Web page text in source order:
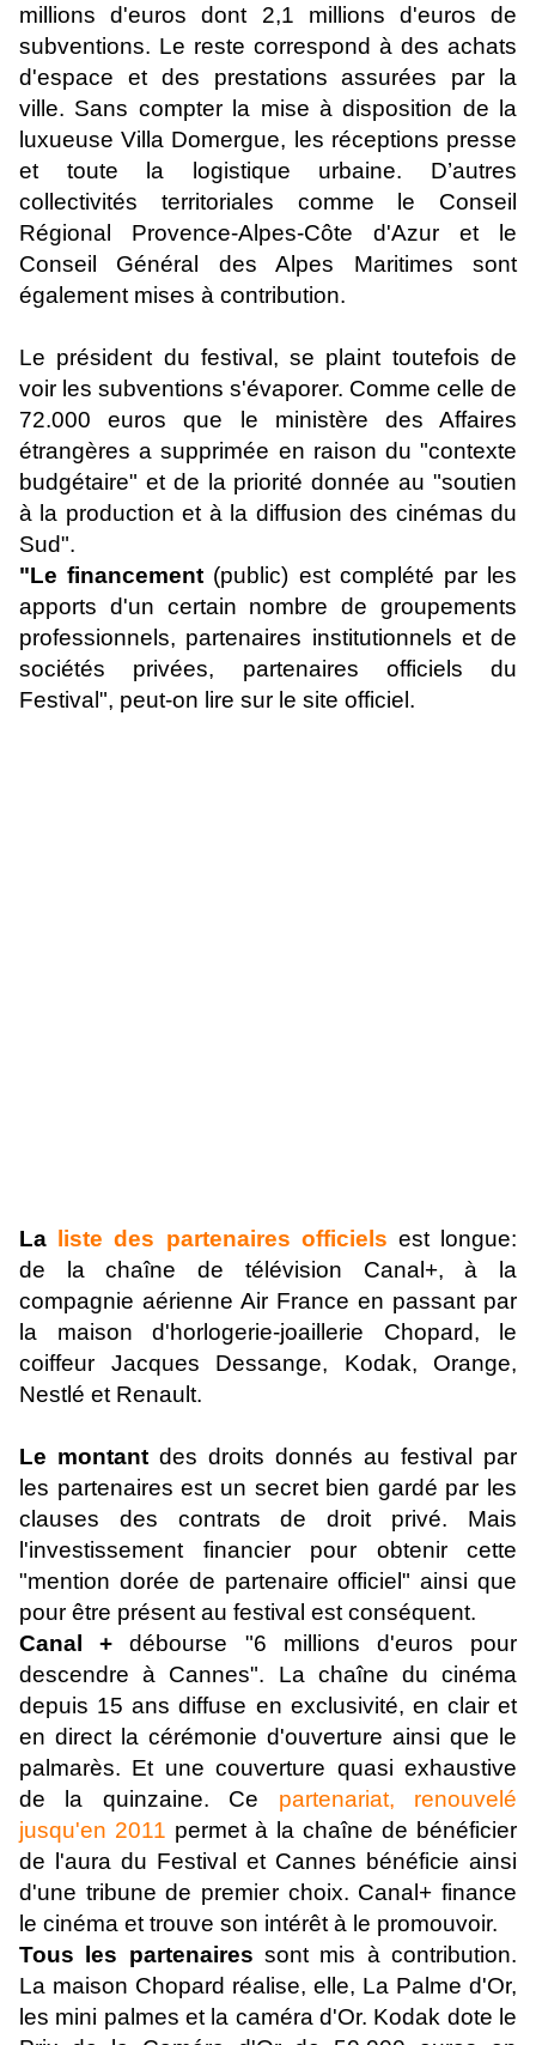
millions d'euros dont 2,1 millions d'euros de
subventions. Le reste correspond à des achats
d'espace et des prestations assurées par la
ville. Sans compter la mise à disposition de la
luxueuse Villa Domergue, les réceptions presse
et toute la logistique urbaine. D’autres
collectivités territoriales comme le Conseil
Régional Provence-Alpes-Côte d'Azur et le
Conseil Général des Alpes Maritimes sont
également mises à contribution.
Le président du festival, se plaint toutefois de
voir les subventions s'évaporer. Comme celle de
72.000 euros que le ministère des Affaires
étrangères a supprimée en raison du "contexte
budgétaire" et de la priorité donnée au "soutien
à la production et à la diffusion des cinémas du
Sud".
"Le financement (public) est complété par les
apports d'un certain nombre de groupements
professionnels, partenaires institutionnels et de
sociétés privées, partenaires officiels du
Festival", peut-on lire sur le site officiel.
La liste des partenaires officiels est longue:
de la chaîne de télévision Canal+, à la
compagnie aérienne Air France en passant par
la maison d'horlogerie-joaillerie Chopard, le
coiffeur Jacques Dessange, Kodak, Orange,
Nestlé et Renault.
Le montant des droits donnés au festival par
les partenaires est un secret bien gardé par les
clauses des contrats de droit privé. Mais
l'investissement financier pour obtenir cette
"mention dorée de partenaire officiel" ainsi que
pour être présent au festival est conséquent.
Canal + débourse "6 millions d'euros pour
descendre à Cannes". La chaîne du cinéma
depuis 15 ans diffuse en exclusivité, en clair et
en direct la cérémonie d'ouverture ainsi que le
palmarès. Et une couverture quasi exhaustive
de la quinzaine. Ce partenariat, renouvelé
jusqu'en 2011 permet à la chaîne de bénéficier
de l'aura du Festival et Cannes bénéficie ainsi
d'une tribune de premier choix. Canal+ finance
le cinéma et trouve son intérêt à le promouvoir.
Tous les partenaires sont mis à contribution.
La maison Chopard réalise, elle, La Palme d'Or,
les mini palmes et la caméra d'Or. Kodak dote le